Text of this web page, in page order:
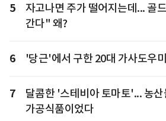
5
자고나면 주가 떨어지는데... 골
간다" 왜?
6 '당근'에서 구한 20대 가사도우
7
달콤한 '스테비아 토마토'... 농산
가공식품이었다